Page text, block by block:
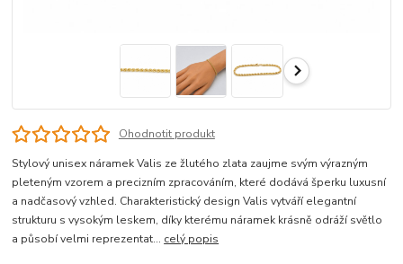
Ohodnotit produkt
Stylový unisex náramek Valis ze žlutého zlata zaujme svým výrazným
pleteným vzorem a precizním zpracováním, které dodává šperku luxusní
a nadčasový vzhled. Charakteristický design Valis vytváří elegantní
strukturu s vysokým leskem, díky kterému náramek krásně odráží světlo
a působí velmi reprezentat... celý popis